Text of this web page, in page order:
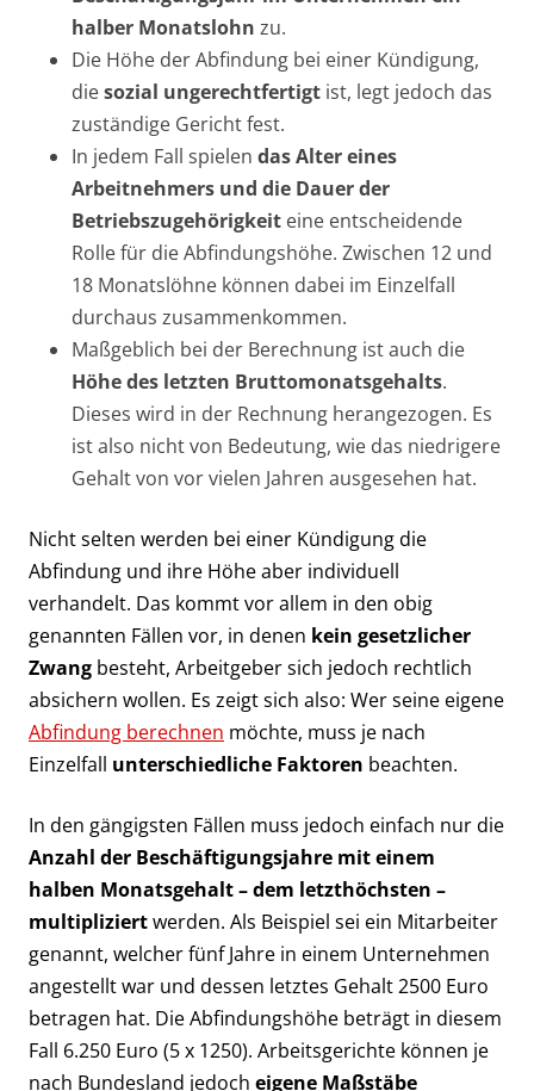
halber Monatslohn zu.
Die Höhe der Abfindung bei einer Kündigung,
diesozial ungerechtfertigt ist, legt jedoch das
zuständige Gericht fest.
In jedem Fall spielen das Alter eines
Arbeitnehmers und die Dauer der
Betriebszugehörigkeit eine entscheidende
Rolle für die Abfindungshöhe. Zwischen 12 und
18 Monatslöhne können dabei im Einzelfall
durchaus zusammenkommen.
Maßgeblich bei der Berechnung ist auch die
Höhe des letzten Bruttomonatsgehalts.
Dieses wird in der Rechnung herangezogen. Es
ist also nicht von Bedeutung, wie das niedrigere
Gehalt von vor vielen Jahren ausgesehen hat.
Nicht selten werden bei einer Kündigung die
Abfindung und ihre Höhe aber individuell
verhandelt. Das kommt vor allem in den obig
genannten Fällen vor, in denen kein gesetzlicher
Zwang besteht, Arbeitgeber sich jedoch rechtlich
absichern wollen. Es zeigt sich also: Wer seine eigene
Abfindung berechnen möchte, muss je nach
Einzelfall unterschiedliche Faktoren beachten.
In den gängigsten Fällen muss jedoch einfach nur die
Anzahl der Beschäftigungsjahre mit einem
halben Monatsgehalt – dem letzthöchsten –
multipliziertwerden. Als Beispiel sei ein Mitarbeiter
genannt, welcher fünf Jahre in einem Unternehmen
angestellt war und dessen letztes Gehalt 2500 Euro
betragen hat. Die Abfindungshöhe beträgt in diesem
Fall 6.250 Euro (5 x 1250). Arbeitsgerichte können je
nach Bundesland jedoch eigene Maßstäbe